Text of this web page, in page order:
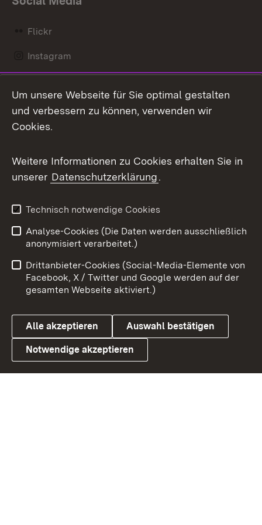
Flickr
Instagram
Mastodon
Messenger
Social Wall
X / Twitter
Youtube
Link zum Landesportal
Benutzungshinweise
Barrierefreiheit
Datenschutz
Cookies
Um unsere Webseite für Sie optimal gestalten
und verbessern zu können, verwenden wir
Cookies.
Weitere Informationen zu Cookies erhalten Sie in
unserer Datenschutzerklärung.
Technisch notwendige Cookies
Analyse-Cookies (Die Daten werden ausschließlich
anonymisiert verarbeitet.)
Drittanbieter-Cookies (Social-Media-Elemente von
Facebook, X / Twitter und Google werden auf der
gesamten Webseite aktiviert.)
Alle akzeptieren Auswahl bestätigen
Notwendige akzeptieren